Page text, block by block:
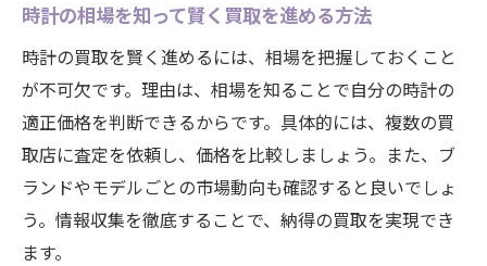
時計の相場を知って賢く買取を進める方法
時計の買取を賢く進めるには、相場を把握しておくこと
が不可欠です。理由は、相場を知ることで自分の時計の
適正価格を判断できるからです。具体的には、複数の買
取店に査定を依頼し、価格を比較しましょう。また、ブ
ランドやモデルごとの市場動向も確認すると良いでしょ
う。情報収集を徹底することで、納得の買取を実現でき
ます。